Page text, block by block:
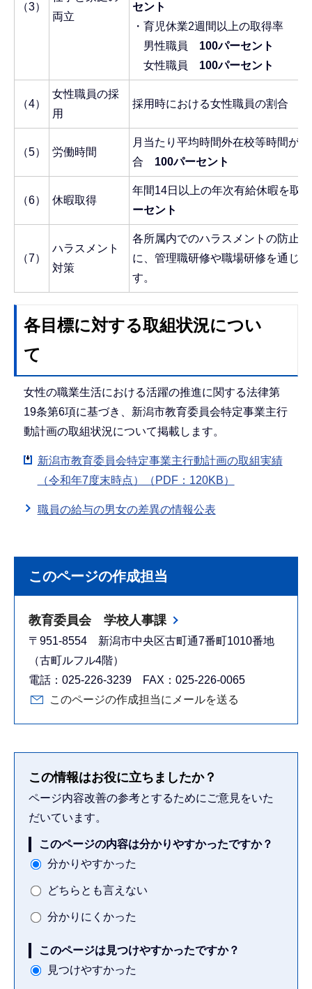
（3）
両立
セント
・育児休業2週間以上の取得率
男性職員 100パーセント
女性職員 100パーセント
（4）
女性職員の採
用
採用時における女性職員の割合
（5） 労働時間
月当たり平均時間外在校等時間が
合 100パーセント
（6） 休暇取得
年間14日以上の年次有給休暇を
ーセント
（7）
ハラスメント
対策
各所属内でのハラスメントの防止
に、管理職研修や職場研修を通じ
す。
各目標に対する取組状況につい
て
女性の職業生活における活躍の推進に関する法律第
19条第6項に基づき、新潟市教育委員会特定事業主行
動計画の取組状況について掲載します。
新潟市教育委員会特定事業主行動計画の取組実績
（令和年7度末時点）（PDF：120KB）
職員の給与の男女の差異の情報公表
このページの作成担当
教育委員会 学校人事課
〒951-8554 新潟市中央区古町通7番町1010番地
（古町ルフル4階）
電話：025-226-3239 FAX：025-226-0065
このページの作成担当にメールを送る
この情報はお役に立ちましたか？
ページ内容改善の参考とするためにご意見をいた
だいています。
このページの内容は分かりやすかったですか？
分かりやすかった
どちらとも言えない
分かりにくかった
このページは見つけやすかったですか？
見つけやすかった